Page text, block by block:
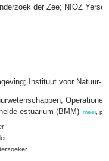
der Zee; NIOZ
Instituut voor Natuur-
estuarium (BMM) meer,